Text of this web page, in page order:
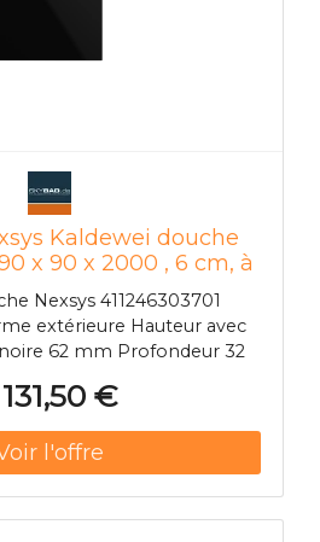
Kaldewei douche
x 90 x 2000 , 6 cm, à
sol, effet perlant, noir
Nexsys 411246303701
extérieure Hauteur avec
62 mm Profondeur 32
Niveau du sol Hauteur
KA 4121 min.122 mm /
avec vidage modèle KA
mm Poids 29 kg blanc alpin
aux rayures et aux
131,50 €